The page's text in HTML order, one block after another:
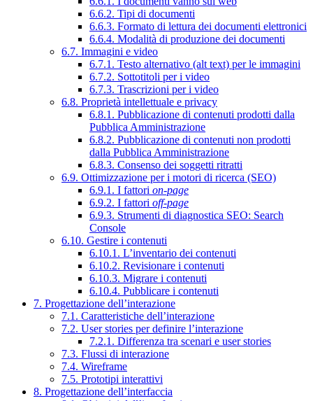
6.6.2. Tipi di documenti
6.6.3. Formato di lettura dei documenti elettronici
6.6.4. Modalità di produzione dei documenti
6.7. Immagini e video
6.7.1. Testo alternativo (alt text) per le immagini
6.7.2. Sottotitoli per i video
6.7.3. Trascrizioni per i video
6.8. Proprietà intellettuale e privacy
6.8.1. Pubblicazione di contenuti prodotti dalla
Pubblica Amministrazione
6.8.2. Pubblicazione di contenuti non prodotti
dalla Pubblica Amministrazione
6.8.3. Consenso dei soggetti ritratti
6.9. Ottimizzazione per i motori di ricerca (SEO)
6.9.1. I fattori on-page
6.9.2. I fattori off-page
6.9.3. Strumenti di diagnostica SEO: Search
Console
6.10. Gestire i contenuti
6.10.1. L’inventario dei contenuti
6.10.2. Revisionare i contenuti
6.10.3. Migrare i contenuti
6.10.4. Pubblicare i contenuti
7. Progettazione dell’interazione
7.1. Caratteristiche dell’interazione
7.2. User stories per definire l’interazione
7.2.1. Differenza tra scenari e user stories
7.3. Flussi di interazione
7.4. Wireframe
7.5. Prototipi interattivi
8. Progettazione dell’interfaccia